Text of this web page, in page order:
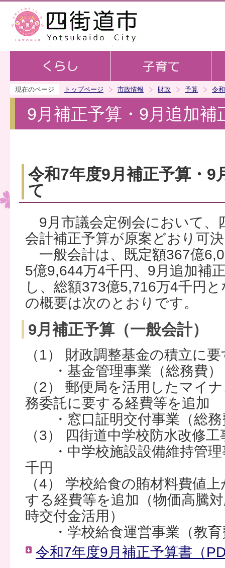
現在のページ トップページ 市政情報 財政 予算 令
9月補正予算・9月追加補
令和7年度9月補正予算・9
て
9月市議会定例会において、
会計補正予算が原案どおり可
一般会計は、既定額367億
5億9,644万4千円、9月追加補
し、総額373億5,716万4千円
の概要は次のとおりです。
9月補正予算（一般会計）
（1） 財政調整基金の積立に
・基金管理事業（総務費）
（2） 郵便局を活用したマイ
務委託に要する経費等を追加
・窓口証明交付事業（総務
（3） 四街道中学校防水改修
・中学校施設設備維持管理
千円
（4） 学校給食の賄材料費値
する経費等を追加（物価高騰
時交付金活用）
・学校給食運営事業（教育
令和7年度9月補正予算書（